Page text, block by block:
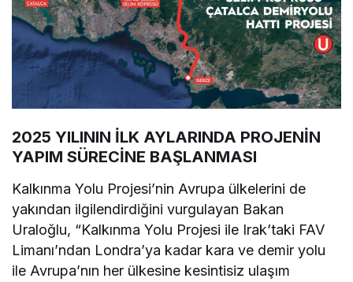
2025 YILININ İLK AYLARINDA PROJENİN
YAPIM SÜRECİNE BAŞLANMASI
Kalkınma Yolu Projesi’nin Avrupa ülkelerini de
yakından ilgilendirdiğini vurgulayan Bakan
Uraloğlu, “Kalkınma Yolu Projesi ile Irak’taki FAV
Limanı’ndan Londra’ya kadar kara ve demir yolu
ile Avrupa’nın her ülkesine kesintisiz ulaşım